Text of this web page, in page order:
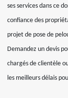
ses services dans ce
confiance des
projet de pose de
Demandez un devis
chargés de clientèle
les meilleurs délais